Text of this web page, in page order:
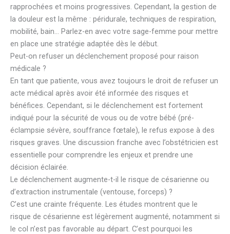
rapprochées et moins progressives. Cependant, la gestion de
la douleur est la même : péridurale, techniques de respiration,
mobilité, bain… Parlez-en avec votre sage-femme pour mettre
en place une stratégie adaptée dès le début.
Peut-on refuser un déclenchement proposé pour raison
médicale ?
En tant que patiente, vous avez toujours le droit de refuser un
acte médical après avoir été informée des risques et
bénéfices. Cependant, si le déclenchement est fortement
indiqué pour la sécurité de vous ou de votre bébé (pré-
éclampsie sévère, souffrance fœtale), le refus expose à des
risques graves. Une discussion franche avec l’obstétricien est
essentielle pour comprendre les enjeux et prendre une
décision éclairée.
Le déclenchement augmente-t-il le risque de césarienne ou
d’extraction instrumentale (ventouse, forceps) ?
C’est une crainte fréquente. Les études montrent que le
risque de césarienne est légèrement augmenté, notamment si
le col n’est pas favorable au départ. C’est pourquoi les